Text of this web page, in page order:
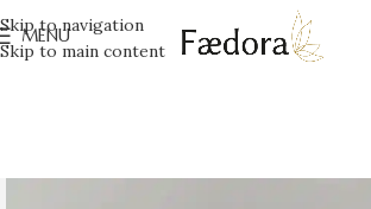
Skip to navigation
Skip to main content
MENU